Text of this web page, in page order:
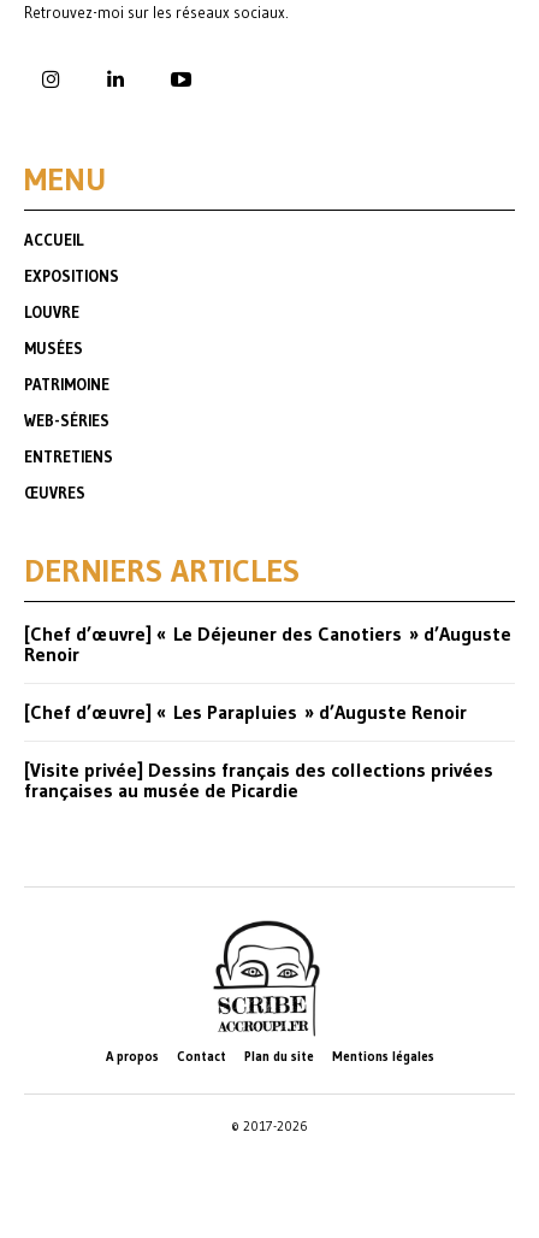
Retrouvez-moi sur les réseaux sociaux.
MENU
ACCUEIL
EXPOSITIONS
LOUVRE
MUSÉES
PATRIMOINE
WEB-SÉRIES
ENTRETIENS
ŒUVRES
DERNIERS ARTICLES
[Chef d’œuvre] « Le Déjeuner des Canotiers » d’Auguste
Renoir
[Chef d’œuvre] « Les Parapluies » d’Auguste Renoir
[Visite privée] Dessins français des collections privées
françaises au musée de Picardie
A propos Contact Plan du site Mentions légales
© 2017-2026